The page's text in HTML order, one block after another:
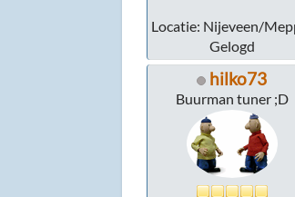
Locatie: Nijeveen/
Gelogd
hilko73
Buurman tuner ;D